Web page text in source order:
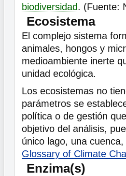
biodiversidad. (Fuente:
Ecosistema
El complejo sistema
animales, hongos y
medioambiente inerte
unidad ecológica.
Los ecosistemas no
parámetros se
política o de gestión
objetivo del análisis,
único lago, una
Glossary of Climate
Enzima(s)